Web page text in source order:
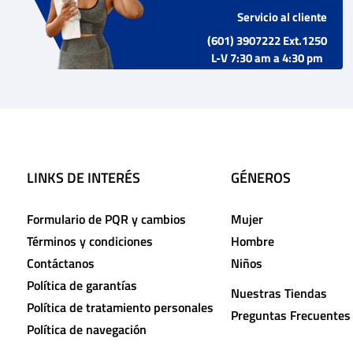
Servicio al cliente
(601) 3907222 Ext.1250
L-V 7:30 am a 4:30 pm
LINKS DE INTERÉS
Formulario de PQR y cambios
Términos y condiciones
Contáctanos
Política de garantías
Política de tratamiento personales
Política de navegación
GÉNEROS
Mujer
Hombre
Niños
Nuestras Tiendas
Preguntas Frecuentes